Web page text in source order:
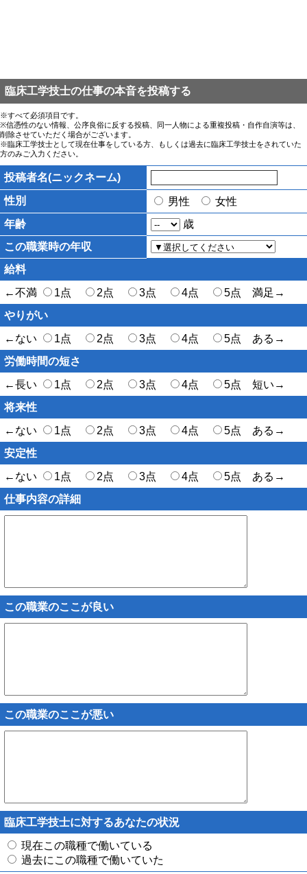
臨床工学技士の仕事の本音を投稿する
※すべて必須項目です。
※信憑性のない情報、公序良俗に反する投稿、同一人物による重複投稿・自作自演等は、
削除させていただく場合がございます。
※臨床工学技士として現在仕事をしている方、もしくは過去に臨床工学技士をされていた
方のみご入力ください。
投稿者名(ニックネーム)
性別
男性
女性
年齢
歳
この職業時の年収
給料
←不満
1点 2点 3点 4点
5点 満足→
やりがい
←ない
1点 2点 3点 4点
5点 ある→
労働時間の短さ
←長い
1点 2点 3点 4点
5点 短い→
将来性
←ない
1点 2点 3点 4点
5点 ある→
安定性
←ない
1点 2点 3点 4点
5点 ある→
仕事内容の詳細
この職業のここが良い
この職業のここが悪い
臨床工学技士に対するあなたの状況
現在この職種で働いている
過去にこの職種で働いていた